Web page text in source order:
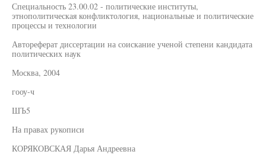
Специальность 23.00.02 - политические институты,
этнополитическая конфликтология, национальные и политические
процессы и технологии
Автореферат диссертации на соискание ученой степени кандидата
политических наук
Москва, 2004
гооу-ч
ШЪ5
На правах рукописи
КОРЯКОВСКАЯ Дарья Андреевна